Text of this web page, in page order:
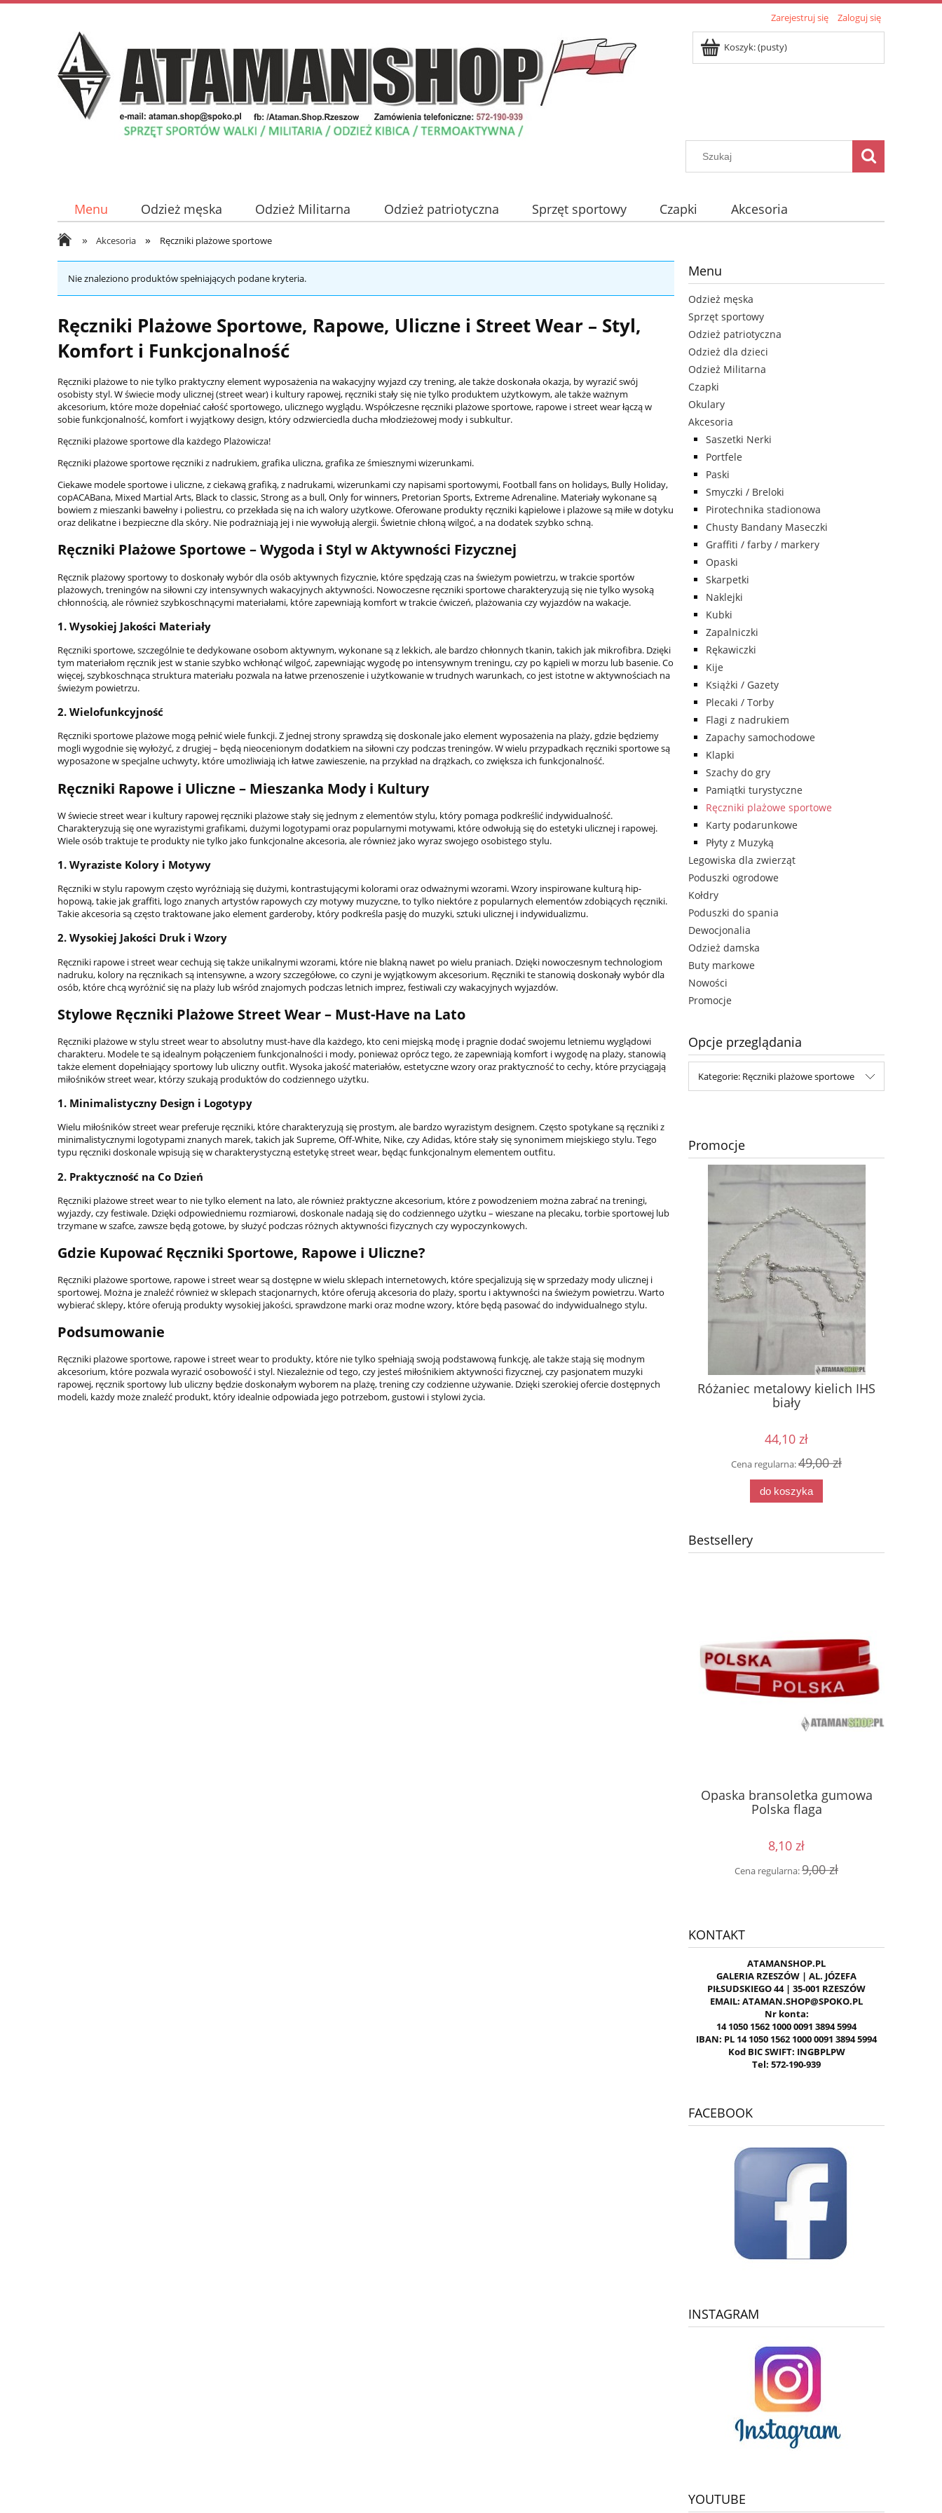
Zarejestruj się Zaloguj się
Koszyk:(pusty)
Menu Odzież męska Odzież Militarna Odzież patriotyczna Sprzęt sportowy Czapki
Akcesoria
Odzież damska
Płyty z Muzyką
» Akcesoria » Ręczniki plażowe sportowe
Nie znaleziono produktów spełniających podane kryteria.
Ręczniki Plażowe Sportowe, Rapowe, Uliczne i Street Wear – Styl,
Komfort i Funkcjonalność
Ręczniki plażowe to nie tylko praktyczny element wyposażenia na wakacyjny wyjazd czy trening, ale także doskonała okazja, by wyrazić swój
osobisty styl. W świecie mody ulicznej (street wear) i kultury rapowej, ręczniki stały się nie tylko produktem użytkowym, ale także ważnym
akcesorium, które może dopełniać całość sportowego, ulicznego wyglądu. Współczesne ręczniki plażowe sportowe, rapowe i street wear łączą w
sobie funkcjonalność, komfort i wyjątkowy design, który odzwierciedla ducha młodzieżowej mody i subkultur.
Ręczniki plażowe sportowe dla każdego Plażowicza!
Ręczniki plażowe sportowe ręczniki z nadrukiem, grafika uliczna, grafika ze śmiesznymi wizerunkami.
Ciekawe modele sportowe i uliczne, z ciekawą grafiką, z nadrukami, wizerunkami czy napisami sportowymi, Football fans on holidays, Bully Holiday,
copACABana, Mixed Martial Arts, Black to classic, Strong as a bull, Only for winners, Pretorian Sports, Extreme Adrenaline. Materiały wykonane są
bowiem z mieszanki bawełny i poliestru, co przekłada się na ich walory użytkowe. Oferowane produkty ręczniki kąpielowe i plażowe są miłe w dotyku
oraz delikatne i bezpieczne dla skóry. Nie podrażniają jej i nie wywołują alergii. Świetnie chłoną wilgoć, a na dodatek szybko schną.
Ręczniki Plażowe Sportowe – Wygoda i Styl w Aktywności Fizycznej
Ręcznik plażowy sportowy to doskonały wybór dla osób aktywnych fizycznie, które spędzają czas na świeżym powietrzu, w trakcie sportów
plażowych, treningów na siłowni czy intensywnych wakacyjnych aktywności. Nowoczesne ręczniki sportowe charakteryzują się nie tylko wysoką
chłonnością, ale również szybkoschnącymi materiałami, które zapewniają komfort w trakcie ćwiczeń, plażowania czy wyjazdów na wakacje.
1. Wysokiej Jakości Materiały
Ręczniki sportowe, szczególnie te dedykowane osobom aktywnym, wykonane są z lekkich, ale bardzo chłonnych tkanin, takich jak mikrofibra. Dzięki
tym materiałom ręcznik jest w stanie szybko wchłonąć wilgoć, zapewniając wygodę po intensywnym treningu, czy po kąpieli w morzu lub basenie. Co
więcej, szybkoschnąca struktura materiału pozwala na łatwe przenoszenie i użytkowanie w trudnych warunkach, co jest istotne w aktywnościach na
świeżym powietrzu.
2. Wielofunkcyjność
Ręczniki sportowe plażowe mogą pełnić wiele funkcji. Z jednej strony sprawdzą się doskonale jako element wyposażenia na plaży, gdzie będziemy
mogli wygodnie się wyłożyć, z drugiej – będą nieocenionym dodatkiem na siłowni czy podczas treningów. W wielu przypadkach ręczniki sportowe są
wyposażone w specjalne uchwyty, które umożliwiają ich łatwe zawieszenie, na przykład na drążkach, co zwiększa ich funkcjonalność.
Ręczniki Rapowe i Uliczne – Mieszanka Mody i Kultury
W świecie street wear i kultury rapowej ręczniki plażowe stały się jednym z elementów stylu, który pomaga podkreślić indywidualność.
Charakteryzują się one wyrazistymi grafikami, dużymi logotypami oraz popularnymi motywami, które odwołują się do estetyki ulicznej i rapowej.
Wiele osób traktuje te produkty nie tylko jako funkcjonalne akcesoria, ale również jako wyraz swojego osobistego stylu.
1. Wyraziste Kolory i Motywy
Ręczniki w stylu rapowym często wyróżniają się dużymi, kontrastującymi kolorami oraz odważnymi wzorami. Wzory inspirowane kulturą hip-
hopową, takie jak graffiti, logo znanych artystów rapowych czy motywy muzyczne, to tylko niektóre z popularnych elementów zdobiących ręczniki.
Takie akcesoria są często traktowane jako element garderoby, który podkreśla pasję do muzyki, sztuki ulicznej i indywidualizmu.
2. Wysokiej Jakości Druk i Wzory
Ręczniki rapowe i street wear cechują się także unikalnymi wzorami, które nie blakną nawet po wielu praniach. Dzięki nowoczesnym technologiom
nadruku, kolory na ręcznikach są intensywne, a wzory szczegółowe, co czyni je wyjątkowym akcesorium. Ręczniki te stanowią doskonały wybór dla
osób, które chcą wyróżnić się na plaży lub wśród znajomych podczas letnich imprez, festiwali czy wakacyjnych wyjazdów.
Stylowe Ręczniki Plażowe Street Wear – Must-Have na Lato
Ręczniki plażowe w stylu street wear to absolutny must-have dla każdego, kto ceni miejską modę i pragnie dodać swojemu letniemu wyglądowi
charakteru. Modele te są idealnym połączeniem funkcjonalności i mody, ponieważ oprócz tego, że zapewniają komfort i wygodę na plaży, stanowią
także element dopełniający sportowy lub uliczny outfit. Wysoka jakość materiałów, estetyczne wzory oraz praktyczność to cechy, które przyciągają
miłośników street wear, którzy szukają produktów do codziennego użytku.
1. Minimalistyczny Design i Logotypy
Wielu miłośników street wear preferuje ręczniki, które charakteryzują się prostym, ale bardzo wyrazistym designem. Często spotykane są ręczniki z
minimalistycznymi logotypami znanych marek, takich jak Supreme, Off-White, Nike, czy Adidas, które stały się synonimem miejskiego stylu. Tego
typu ręczniki doskonale wpisują się w charakterystyczną estetykę street wear, będąc funkcjonalnym elementem outfitu.
2. Praktyczność na Co Dzień
Ręczniki plażowe street wear to nie tylko element na lato, ale również praktyczne akcesorium, które z powodzeniem można zabrać na treningi,
wyjazdy, czy festiwale. Dzięki odpowiedniemu rozmiarowi, doskonale nadają się do codziennego użytku – wieszane na plecaku, torbie sportowej lub
trzymane w szafce, zawsze będą gotowe, by służyć podczas różnych aktywności fizycznych czy wypoczynkowych.
Gdzie Kupować Ręczniki Sportowe, Rapowe i Uliczne?
Ręczniki plażowe sportowe, rapowe i street wear są dostępne w wielu sklepach internetowych, które specjalizują się w sprzedaży mody ulicznej i
sportowej. Można je znaleźć również w sklepach stacjonarnych, które oferują akcesoria do plaży, sportu i aktywności na świeżym powietrzu. Warto
wybierać sklepy, które oferują produkty wysokiej jakości, sprawdzone marki oraz modne wzory, które będą pasować do indywidualnego stylu.
Podsumowanie
Ręczniki plażowe sportowe, rapowe i street wear to produkty, które nie tylko spełniają swoją podstawową funkcję, ale także stają się modnym
akcesorium, które pozwala wyrazić osobowość i styl. Niezależnie od tego, czy jesteś miłośnikiem aktywności fizycznej, czy pasjonatem muzyki
rapowej, ręcznik sportowy lub uliczny będzie doskonałym wyborem na plażę, trening czy codzienne używanie. Dzięki szerokiej ofercie dostępnych
modeli, każdy może znaleźć produkt, który idealnie odpowiada jego potrzebom, gustowi i stylowi życia.
Menu
Odzież męska
Sprzęt sportowy
Odzież patriotyczna
Odzież dla dzieci
Odzież Militarna
Czapki
Okulary
Akcesoria
Saszetki Nerki
Portfele
Paski
Smyczki / Breloki
Pirotechnika stadionowa
Chusty Bandany Maseczki
Graffiti / farby / markery
Opaski
Skarpetki
Naklejki
Kubki
Zapalniczki
Rękawiczki
Kije
Książki / Gazety
Plecaki / Torby
Flagi z nadrukiem
Zapachy samochodowe
Klapki
Szachy do gry
Pamiątki turystyczne
Ręczniki plażowe sportowe
Karty podarunkowe
Płyty z Muzyką
Legowiska dla zwierząt
Poduszki ogrodowe
Kołdry
Poduszki do spania
Dewocjonalia
Odzież damska
Buty markowe
Nowości
Promocje
Opcje przeglądania
Kategorie: Ręczniki plażowe sportowe
Promocje
Poduszka pikowana na krzesło z
Różaniec metalowy kielich IHS
biały
44,10 zł
Cena regularna:49,00 zł
do koszyka
Bestsellery
Opaska bransoletka gumowa
Polska flaga
8,10 zł
Cena regularna:9,00 zł
KONTAKT
ATAMANSHOP.PL
GALERIA RZESZÓW | AL. JÓZEFA
PIŁSUDSKIEGO 44 | 35-001 RZESZÓW
EMAIL: ATAMAN.SHOP@SPOKO.PL
Nr konta:
14 1050 1562 1000 0091 3894 5994
IBAN: PL 14 1050 1562 1000 0091 3894 5994
Kod BIC SWIFT: INGBPLPW
Tel: 572-190-939
FACEBOOK
INSTAGRAM
YOUTUBE